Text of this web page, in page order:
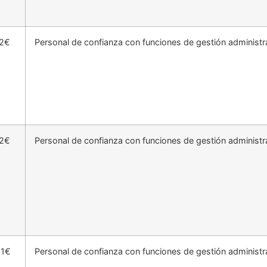
Personal de confianza con funciones de gestión
Personal de confianza con funciones de gestión
Personal de confianza con funciones de gestión